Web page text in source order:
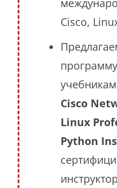
Cisco,
Cisco
Linux
Python